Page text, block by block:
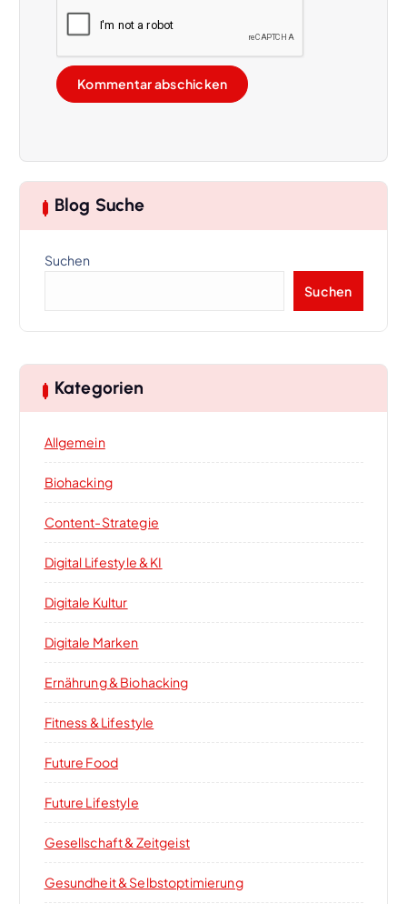
Blog Suche
Suchen
Suchen
Kategorien
Allgemein
Biohacking
Content-Strategie
Digital Lifestyle & KI
Digitale Kultur
Digitale Marken
Ernährung & Biohacking
Fitness & Lifestyle
Future Food
Future Lifestyle
Gesellschaft & Zeitgeist
Gesundheit & Selbstoptimierung